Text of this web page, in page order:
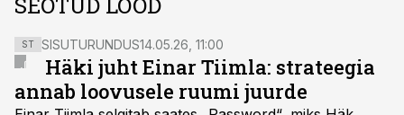
ST SISUTURUNDUS14.05.26, 11:00
Häki juht Einar Tiimla: strateegia
annab loovusele ruumi juurde